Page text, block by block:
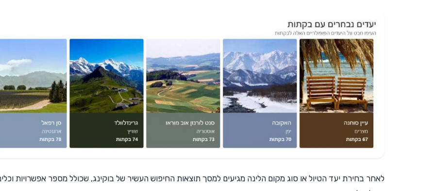
לאחר בחירת יעד הטיול או סוג מקום הלינה מגיעים למסך תוצאות החיפוש העשיר של בוקינג, שכולל מספר אפשרויות